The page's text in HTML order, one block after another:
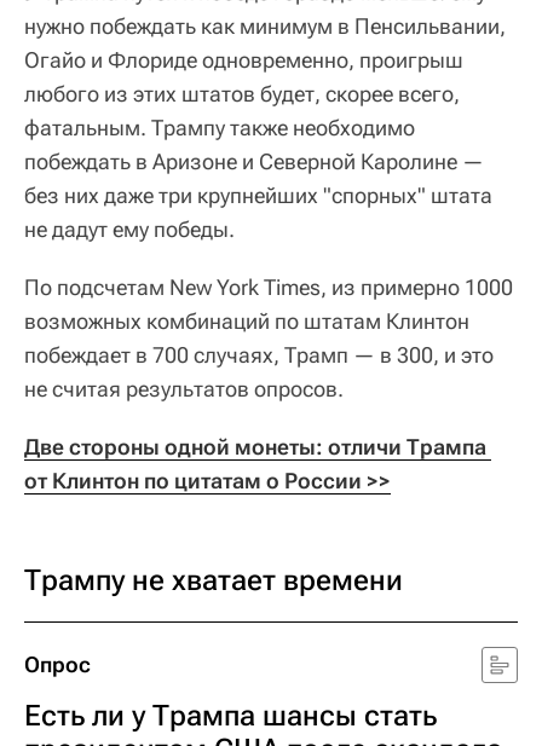
нужно побеждать как минимум в Пенсильвании,
Огайо и Флориде одновременно, проигрыш
любого из этих штатов будет, скорее всего,
фатальным. Трампу также необходимо
побеждать в Аризоне и Северной Каролине —
без них даже три крупнейших "спорных" штата
не дадут ему победы.
По подсчетам New York Times, из примерно 1000
возможных комбинаций по штатам Клинтон
побеждает в 700 случаях, Трамп — в 300, и это
не считая результатов опросов.
Две стороны одной монеты: отличи Трампа
от Клинтон по цитатам о России >>
Трампу не хватает времени
Опрос
Есть ли у Трампа шансы стать